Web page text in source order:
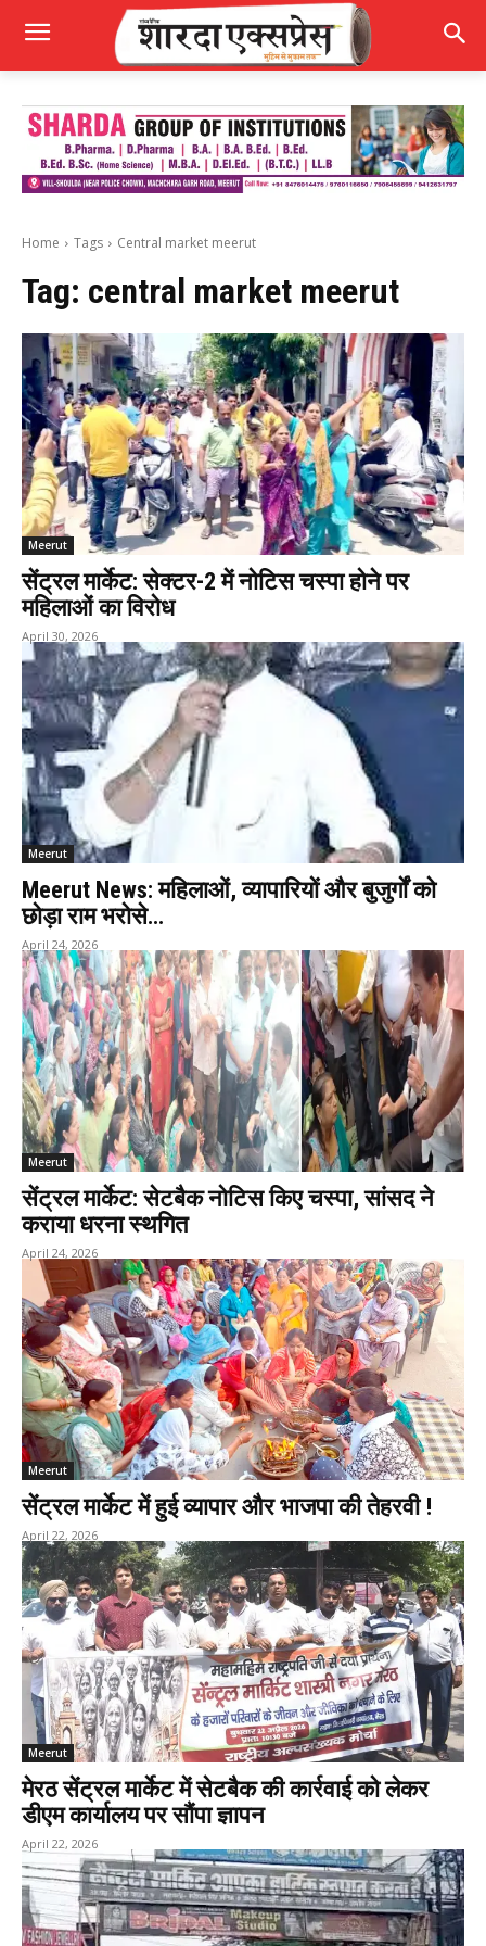
Home Tags Central market meerut
Tag: central market meerut
Meerut
सेंट्रल मार्केट: सेक्टर-2 में नोटिस चस्पा होने पर
महिलाओं का विरोध
April 30, 2026
Meerut
Meerut News: महिलाओं, व्यापारियों और बुजुर्गों को
छोड़ा राम भरोसे…
April 24, 2026
Meerut
सेंट्रल मार्केट: सेटबैक नोटिस किए चस्पा, सांसद ने
कराया धरना स्थगित
April 24, 2026
Meerut
सेंट्रल मार्केट में हुई व्यापार और भाजपा की तेहरवी !
April 22, 2026
Meerut
मेरठ सेंट्रल मार्केट में सेटबैक की कार्रवाई को लेकर
डीएम कार्यालय पर सौंपा ज्ञापन
April 22, 2026